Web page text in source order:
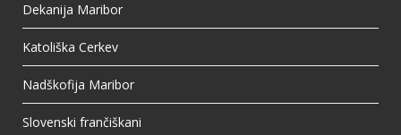
Dekanija Maribor
Katoliška Cerkev
Nadškofija Maribor
Slovenski frančiškani